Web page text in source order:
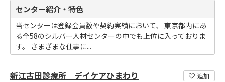
センター紹介・特色
当センターは登録会員数や契約実績において、 東京都内にあ
る全58のシルバー人材センターの中でも上位に入っておりま
す。 さまざまな仕事に...
新江古田診療所 デイケアひまわり 追加